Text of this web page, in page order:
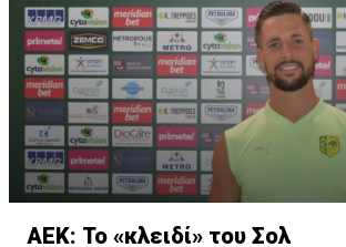
να λύσει το συμβόλαιό του, ώστε να
ελεύθερα σε οποιαδήποτε νέα ομάδα
καλοκαίρι.
ΑΕΚ: Το «κλειδί» του Σολ